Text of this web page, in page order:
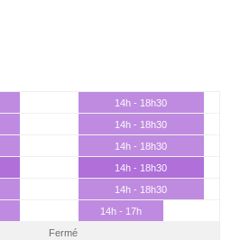
14h - 18h30
14h - 18h30
14h - 18h30
14h - 18h30
14h - 18h30
14h - 17h
Fermé